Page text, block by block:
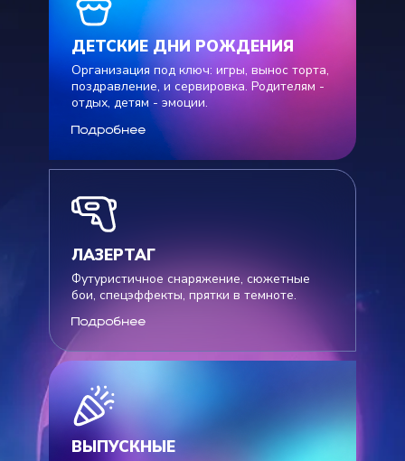
ЛАЗЕРТАГ
Футуристичное снаряжение, сюжетные
бои, спецэффекты, прятки в темноте.
Подробнее
Подробнее
Организация под ключ: игры, вынос торта,
поздравление, и сервировка. Родителям -
отдых, детям - эмоции.
ДЕТСКИЕ ДНИ РОЖДЕНИЯ
ВЫПУСКНЫЕ